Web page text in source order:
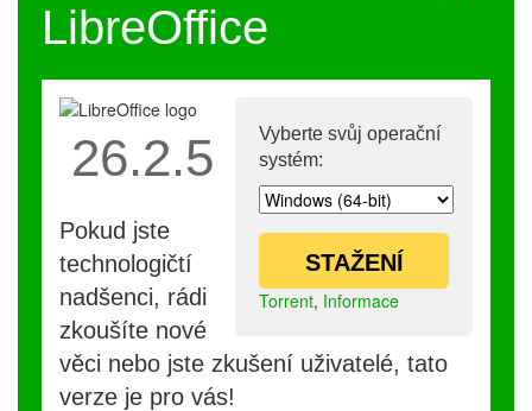
LibreOffice
Vyberte svůj operační
systém:
STAŽENÍ
Torrent, Informace
26.2.5
Pokud jste
technologičtí
nadšenci, rádi
zkoušíte nové
věci nebo jste zkušení uživatelé, tato
verze je pro vás!